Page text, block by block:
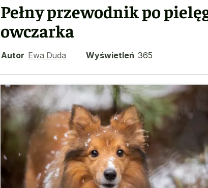
Pełny przewodnik po
owczarka
Autor Ewa Duda Wyświetleń 365